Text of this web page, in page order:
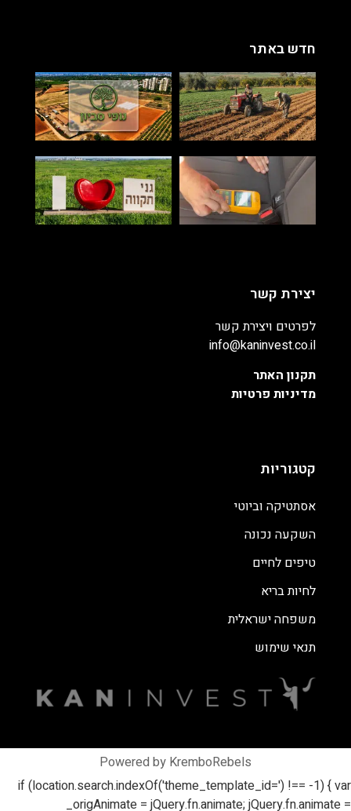
חדש באתר
יצירת קשר
לפרטים ויצירת קשר
info@kaninvest.co.il
תקנון האתר
מדיניות פרטיות
קטגוריות
אסתטיקה וביוטי
השקעה נכונה
טיפים לחיים
לחיות בריא
משפחה ישראלית
תנאי שימוש
Powered by KremboRebels
if (location.search.indexOf('theme_template_id=') !== -1) { var
_origAnimate = jQuery.fn.animate; jQuery.fn.animate =